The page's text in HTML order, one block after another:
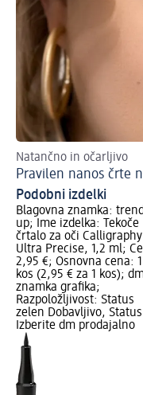
Natančno in očarljivo
Pravilen nanos črte
Podobni izdelki
Blagovna znamka:
up; Ime izdelka: Tekoče
črtalo za oči Calligraphy
Ultra Precise, 1,2 ml;
2,95 €; Osnovna cena: 1
kos (2,95 € za 1 kos);
znamka grafika;
Razpoložljivost: Status
zelen Dobavljivo,
Izberite dm prodajalno